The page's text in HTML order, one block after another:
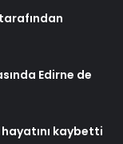
Edirne de
kaybetti